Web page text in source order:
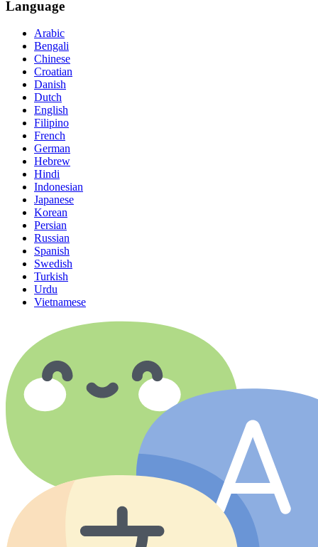
Language
Arabic
Bengali
Chinese
Croatian
Danish
Dutch
English
Filipino
French
German
Hebrew
Hindi
Indonesian
Japanese
Korean
Persian
Russian
Spanish
Swedish
Turkish
Urdu
Vietnamese